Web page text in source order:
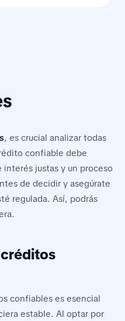
, es crucial analizar todas
confiable debe
justas y un proceso
de decidir y asegúrate
regulada. Así, podrás
confiables es esencial
estable. Al optar por